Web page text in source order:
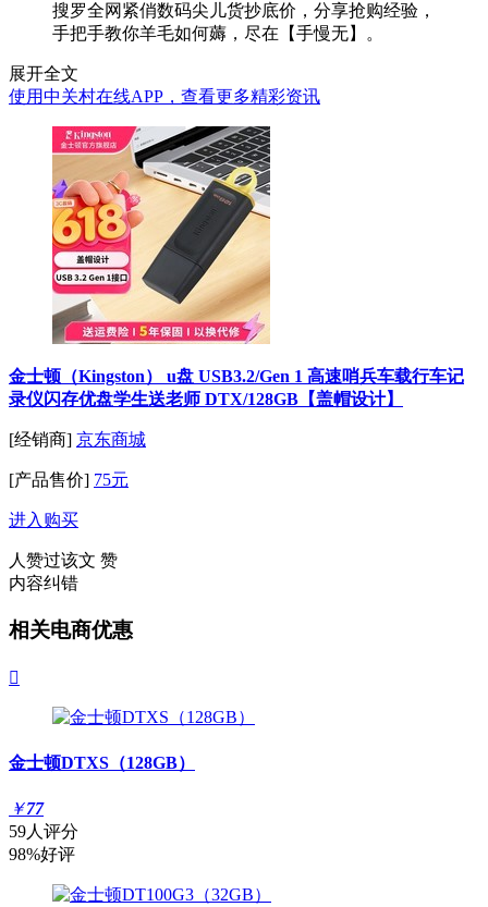
搜罗全网紧俏数码尖儿货抄底价，分享抢购经验，
手把手教你羊毛如何薅，尽在【手慢无】。
展开全文
使用中关村在线APP，查看更多精彩资讯
金士顿（Kingston） u盘 USB3.2/Gen 1 高速哨兵车载行车记
录仪闪存优盘学生送老师 DTX/128GB【盖帽设计】
[经销商] 京东商城
[产品售价] 75元
进入购买
人赞过该文 赞
内容纠错
相关电商优惠

金士顿DTXS（128GB）
￥77
59人评分
98%好评